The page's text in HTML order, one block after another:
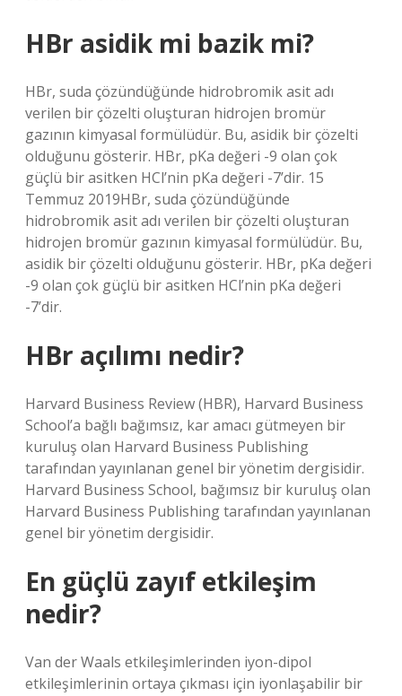
HBr asidik mi bazik mi?
HBr, suda çözündüğünde hidrobromik asit adı
verilen bir çözelti oluşturan hidrojen bromür
gazının kimyasal formülüdür. Bu, asidik bir çözelti
olduğunu gösterir. HBr, pKa değeri -9 olan çok
güçlü bir asitken HCl’nin pKa değeri -7’dir. 15
Temmuz 2019HBr, suda çözündüğünde
hidrobromik asit adı verilen bir çözelti oluşturan
hidrojen bromür gazının kimyasal formülüdür. Bu,
asidik bir çözelti olduğunu gösterir. HBr, pKa değeri
-9 olan çok güçlü bir asitken HCl’nin pKa değeri
-7’dir.
HBr açılımı nedir?
Harvard Business Review (HBR), Harvard Business
School’a bağlı bağımsız, kar amacı gütmeyen bir
kuruluş olan Harvard Business Publishing
tarafından yayınlanan genel bir yönetim dergisidir.
Harvard Business School, bağımsız bir kuruluş olan
Harvard Business Publishing tarafından yayınlanan
genel bir yönetim dergisidir.
En güçlü zayıf etkileşim
nedir?
Van der Waals etkileşimlerinden iyon-dipol
etkileşimlerinin ortaya çıkması için iyonlaşabilir bir